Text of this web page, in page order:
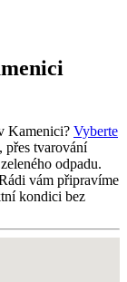
Kamenici? Vyberte
přes tvarování
odpadu.
vám připravíme
kondici bez